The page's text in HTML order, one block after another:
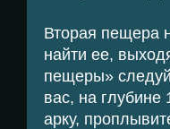
Вторая пещера
найти ее,
пещеры»
вас, на глубине
арку,